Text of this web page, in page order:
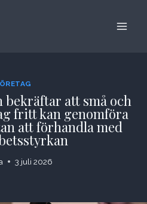
bekräftar att små och
fritt kan genomföra
att förhandla med
3 juli 2026